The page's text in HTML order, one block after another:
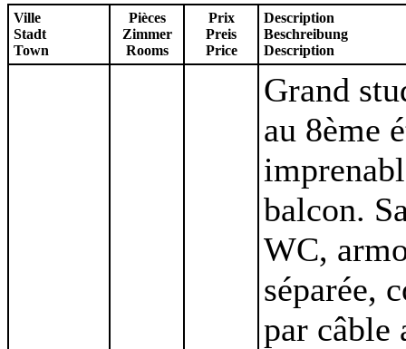
Ville
Stadt
Town
Pièces
Zimmer
Rooms
Prix
Preis
Price
Description
Beschreibung
Description
Grand
au 8ème
balcon.
WC,
séparée,
par câble